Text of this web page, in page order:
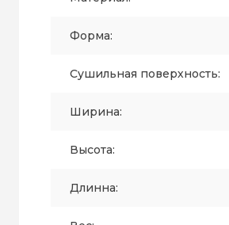
Форма:
Сушильная поверхность:
Ширина:
Высота:
Длинна: